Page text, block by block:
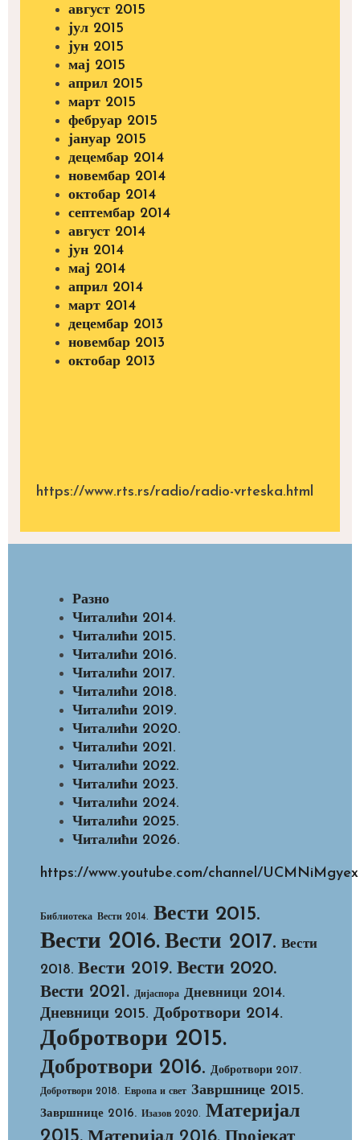
август 2015
јул 2015
јун 2015
мај 2015
април 2015
март 2015
фебруар 2015
јануар 2015
децембар 2014
новембар 2014
октобар 2014
септембар 2014
август 2014
јун 2014
мај 2014
април 2014
март 2014
децембар 2013
новембар 2013
октобар 2013
https://www.rts.rs/radio/radio-vrteska.html
Разно
Читалићи 2014.
Читалићи 2015.
Читалићи 2016.
Читалићи 2017.
Читалићи 2018.
Читалићи 2019.
Читалићи 2020.
Читалићи 2021.
Читалићи 2022.
Читалићи 2023.
Читалићи 2024.
Читалићи 2025.
Читалићи 2026.
https://www.youtube.com/channel/
Библиотека Вести 2014. Вести 2015.
Вести 2016. Вести 2017. Вести
2018. Вести 2019. Вести 2020.
Вести 2021. Дијаспора Дневници 2014.
Дневници 2015. Добротвори 2014.
Добротвори 2015.
Добротвори 2016. Добротвори 2017.
Добротвори 2018. Европа и свет Завршнице 2015.
Завршнице 2016. Изазов 2020. Материјал